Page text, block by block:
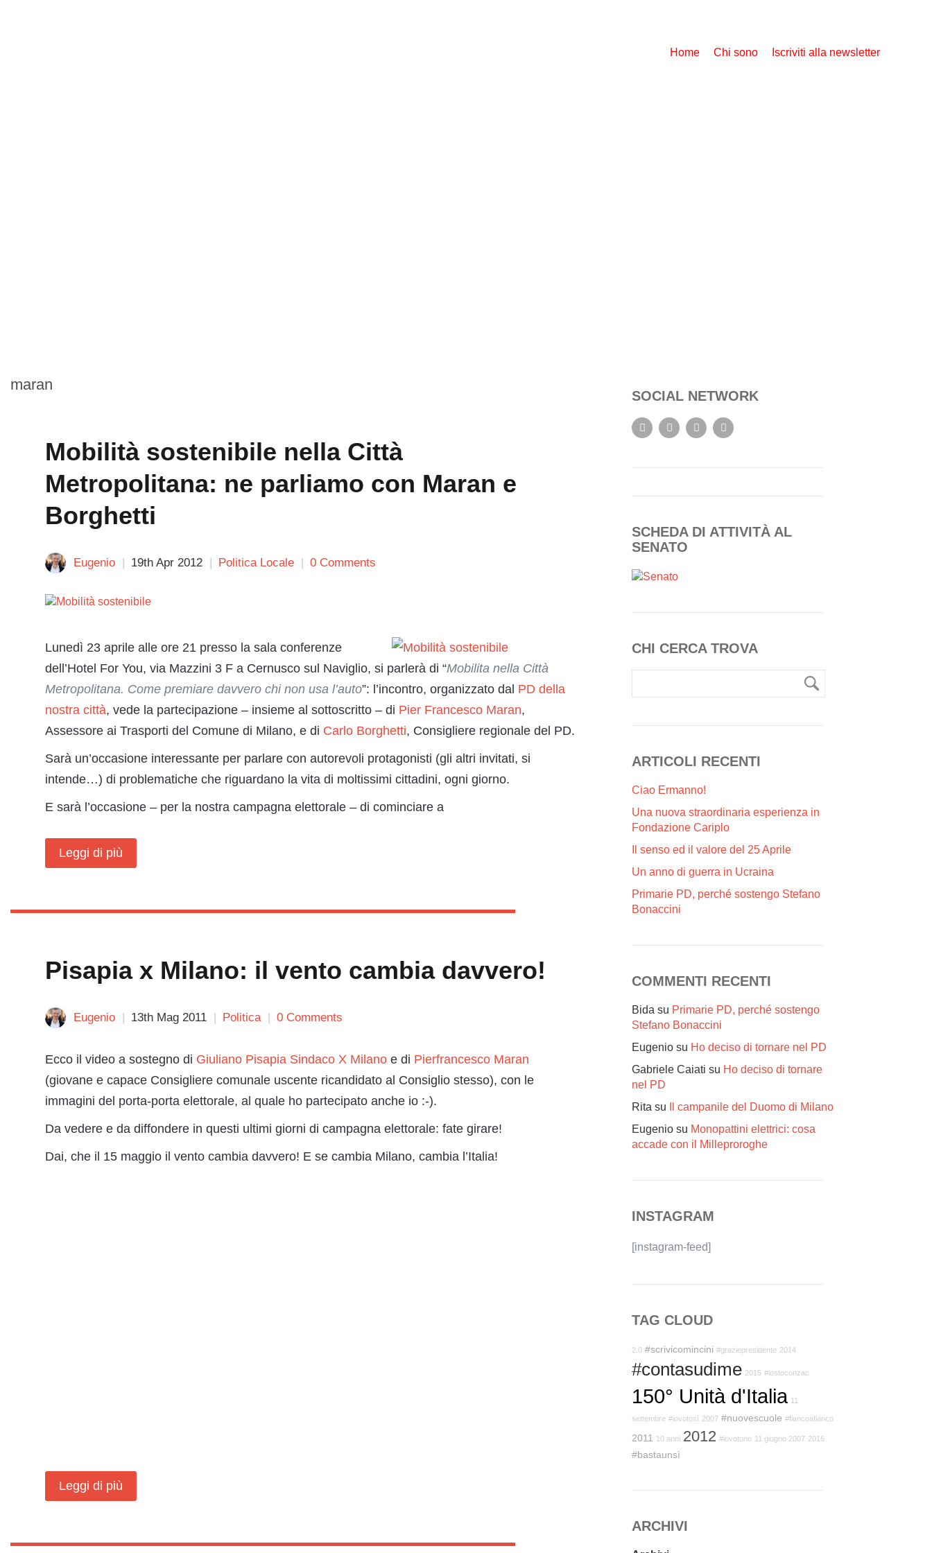
Home Chi sono Iscriviti alla newsletter
maran
Mobilità sostenibile nella Città
Metropolitana: ne parliamo con Maran e
Borghetti
Eugenio 19th Apr 2012 Politica Locale 0 Comments
Lunedì 23 aprile alle ore 21 presso la sala conferenze
dell’Hotel For You, via Mazzini 3 F a Cernusco sul Naviglio, si parlerà di “Mobilita nella Città
Metropolitana. Come premiare davvero chi non usa l’auto”: l’incontro, organizzato dal PD della
nostra città, vede la partecipazione – insieme al sottoscritto – di Pier Francesco Maran,
Assessore ai Trasporti del Comune di Milano, e di Carlo Borghetti, Consigliere regionale del PD.
Sarà un’occasione interessante per parlare con autorevoli protagonisti (gli altri invitati, si
intende…) di problematiche che riguardano la vita di moltissimi cittadini, ogni giorno.
E sarà l’occasione – per la nostra campagna elettorale – di cominciare a
Leggi di più
Pisapia x Milano: il vento cambia davvero!
Eugenio 13th Mag 2011 Politica 0 Comments
Ecco il video a sostegno di Giuliano Pisapia Sindaco X Milano e di Pierfrancesco Maran
(giovane e capace Consigliere comunale uscente ricandidato al Consiglio stesso), con le
immagini del porta-porta elettorale, al quale ho partecipato anche io :-).
Da vedere e da diffondere in questi ultimi giorni di campagna elettorale: fate girare!
Dai, che il 15 maggio il vento cambia davvero! E se cambia Milano, cambia l’Italia!
Leggi di più
SOCIAL NETWORK
SCHEDA DI ATTIVITÀ AL
SENATO
CHI CERCA TROVA
ARTICOLI RECENTI
Ciao Ermanno!
Una nuova straordinaria esperienza in
Fondazione Cariplo
Il senso ed il valore del 25 Aprile
Un anno di guerra in Ucraina
Primarie PD, perché sostengo Stefano
Bonaccini
COMMENTI RECENTI
Bida su Primarie PD, perché sostengo
Stefano Bonaccini
Eugenio su Ho deciso di tornare nel PD
Gabriele Caiati su Ho deciso di tornare
nel PD
Rita su
Il campanile del Duomo di Milano
Eugenio su Monopattini elettrici: cosa
accade con il Milleproroghe
INSTAGRAM
[instagram-feed]
TAG CLOUD
2.0 #scrivicomincini #graziepresidente 2014
#contasudime 2015 #iostoconzac
150° Unità d'Italia 11
settembre #iovotosì 2007 #nuovescuole #fiancoafianco
2011 10 anni 2012 #iovotono 11 giugno 2007 2016
#bastaunsì
ARCHIVI